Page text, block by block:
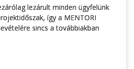
lezárult minden ügyfelünk
így a MENTORI
sincs a továbbiakban